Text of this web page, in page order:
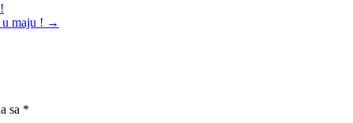
maju ! →
sa *